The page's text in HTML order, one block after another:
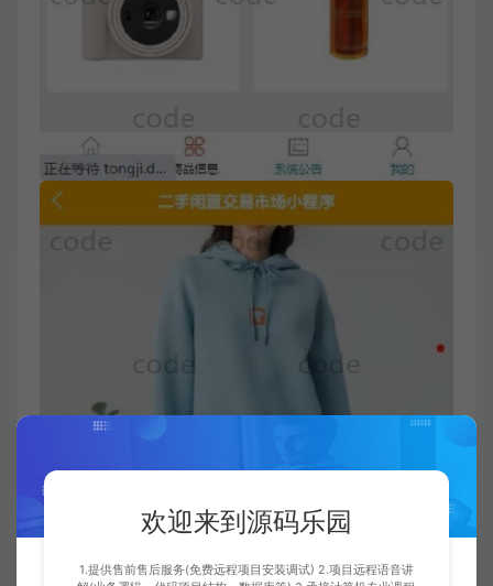
欢迎来到源码乐园
1.提供售前售后服务(免费远程项目安装调试) 2.项目远程语音讲